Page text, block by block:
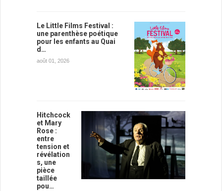
Le Little Films Festival :
une parenthèse poétique
pour les enfants au Quai
d…
août 01, 2026
Hitchcock
et Mary
Rose :
entre
tension et
révélation
s, une
pièce
taillée
pou…